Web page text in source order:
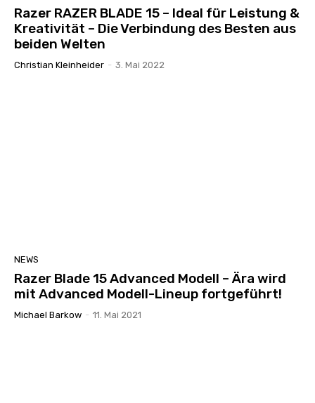
Razer RAZER BLADE 15 – Ideal für Leistung &
Kreativität – Die Verbindung des Besten aus
beiden Welten
Christian Kleinheider - 3. Mai 2022
NEWS
Razer Blade 15 Advanced Modell – Ära wird
mit Advanced Modell-Lineup fortgeführt!
Michael Barkow - 11. Mai 2021